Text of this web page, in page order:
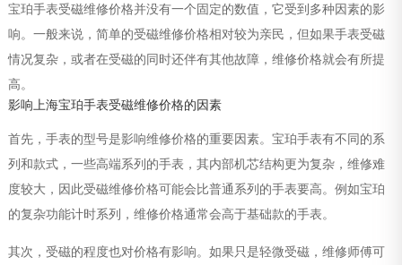
宝珀手表受磁维修价格并没有一个固定的数值，它受到多种因素的影
响。一般来说，简单的受磁维修价格相对较为亲民，但如果手表受磁
情况复杂，或者在受磁的同时还伴有其他故障，维修价格就会有所提
高。
影响上海宝珀手表受磁维修价格的因素
首先，手表的型号是影响维修价格的重要因素。宝珀手表有不同的系
列和款式，一些高端系列的手表，其内部机芯结构更为复杂，维修难
度较大，因此受磁维修价格可能会比普通系列的手表要高。例如宝珀
的复杂功能计时系列，维修价格通常会高于基础款的手表。
其次，受磁的程度也对价格有影响。如果只是轻微受磁，维修师傅可